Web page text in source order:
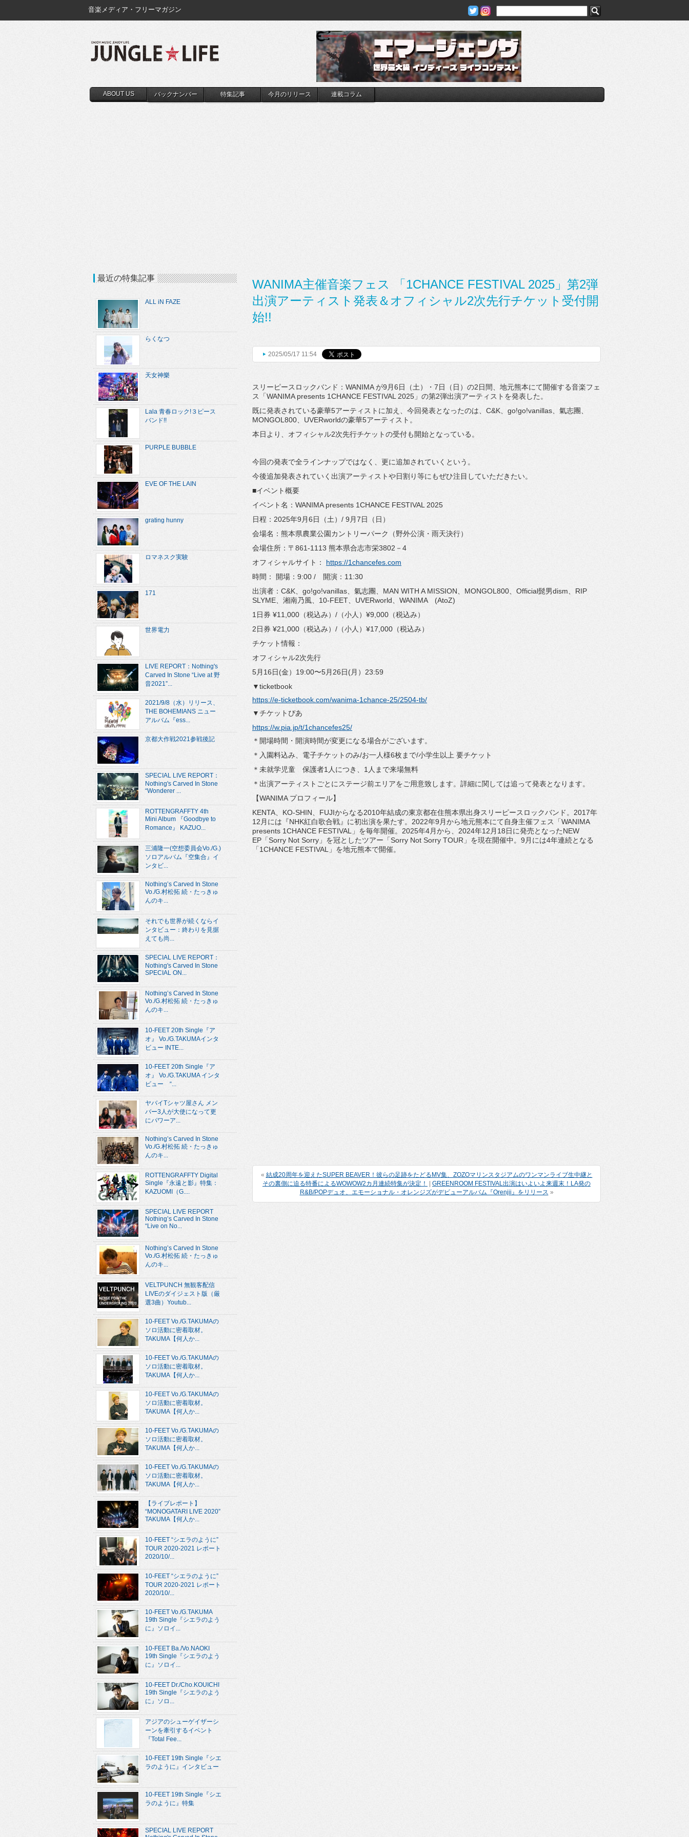
音楽メディア・フリーマガジン
ABOUT US バックナンバー 特集記事 今月のリリース 連載コラム
WANIMA主催音楽フェス 「1CHANCE FESTIVAL 2025」第2弾
出演アーティスト発表＆オフィシャル2次先行チケット受付開
始!!
2025/05/17 11:54
スリーピースロックバンド：WANIMA が9月6日（土）・7日（日）の2日間、地元熊本にて開催する音楽フェ
ス「WANIMA presents 1CHANCE FESTIVAL 2025」の第2弾出演アーティストを発表した。
既に発表されている豪華5アーティストに加え、今回発表となったのは、C&K、go!go!vanillas、氣志團、
MONGOL800、UVERworldの豪華5アーティスト。
本日より、オフィシャル2次先行チケットの受付も開始となっている。
今回の発表で全ラインナップではなく、更に追加されていくという。
今後追加発表されていく出演アーティストや日割り等にもぜひ注目していただきたい。
■イベント概要
イベント名：WANIMA presents 1CHANCE FESTIVAL 2025
日程：2025年9月6日（土）/ 9月7日（日）
会場名：熊本県農業公園カントリーパーク（野外公演・雨天決行）
会場住所：〒861-1113 熊本県合志市栄3802－4
オフィシャルサイト：
https://1chancefes.com
時間： 開場：9:00 / 開演：11:30
出演者： C&K、go!go!vanillas 氣志團、 MAN WITH A MISSION、 MONGOL800、 Official髭男dism、RIP
SLYME、湘南乃風、10-FEET、 UVERworld 、WANIMA (AtoZ)
1日券 ¥11,000（税込み）/（小人）¥9,000（税込み）
2日券 ¥21,000（税込み）/（小人）¥17,000（税込み）
チケット情報：
オフィシャル2次先行
5月16日(金）19:00〜5月26日(月）23:59
▼ticketbook
https://e-ticketbook.com/wanima-1chance-25/2504-tb/
▼チケットぴあ
https://w.pia.jp/t/1chancefes25/
＊開場時間・開演時間が変更になる場合がございます。
＊入園料込み、電子チケットのみ/お一人様6枚まで/小学生以上 要チケット
＊未就学児童 保護者1人につき、1人まで来場無料
＊出演アーティストごとにステージ前エリアをご用意致します。詳細に関しては追って発表となります。
【WANIMA プロフィール】
KENTA、KO-SHIN、FUJIからなる2010年結成の東京都在住熊本県出身スリーピースロックバンド。2017年
12月には『NHK紅白歌合戦』に初出演を果たす。2022年9月から地元熊本にて自身主催フェス「WANIMA
presents 1CHANCE FESTIVAL」を毎年開催。2025年4月から、2024年12月18日に発売となったNEW
EP「Sorry Not Sorry」を冠としたツアー「Sorry Not Sorry TOUR」を現在開催中。9月には4年連続となる
「1CHANCE FESTIVAL」を地元熊本で開催。
« 結成20周年を迎えたSUPER BEAVER！彼らの足跡をたどるMV集、ZOZOマリンスタジアムのワンマンライブ生中継と
その裏側に迫る特番によるWOWOW2カ月連続特集が決定！
GREENROOM FESTIVAL出演はいよいよ来週末！LA発の
R&B/POPデュオ、エモーショナル・オレンジズがデビューアルバム『Orenjii』をリリース »
最近の特集記事
ALL iN FAZE
らくなつ
天女神樂
Lala 青春ロック!３ピース
バンド!!
PURPLE BUBBLE
EVE OF THE LAIN
grating hunny
ロマネスク実験
171
世界電力
LIVE REPORT：Nothing's
Carved In Stone “Live at 野
音2021”...
2021/9/8（水）リリース、
THE BOHEMIANS ニュー
アルバム『ess...
京都大作戦2021参戦後記
SPECIAL LIVE REPORT：
Nothing's Carved In Stone
“Wonderer ...
ROTTENGRAFFTY 4th
Mini Album 『Goodbye to
Romance』 KAZUO...
三浦隆一(空想委員会Vo./G.)
ソロアルバム『空集合』イ
ンタビ...
Nothing’s Carved In Stone
Vo./G.村松拓 続・たっきゅ
んのキ...
それでも世界が続くならイ
ンタビュー：終わりを見据
えても尚...
SPECIAL LIVE REPORT：
Nothing's Carved In Stone
SPECIAL ON...
Nothing’s Carved In Stone
Vo./G.村松拓 続・たっきゅ
んのキ...
10-FEET 20th Single『ア
オ』 Vo./G.TAKUMAインタ
ビュー INTE...
10-FEET 20th Single『ア
オ』 Vo./G.TAKUMA インタ
ビュー “...
ヤバイTシャツ屋さん メン
バー3人が大使になって更
にパワーア...
Nothing’s Carved In Stone
Vo./G.村松拓 続・たっきゅ
んのキ...
ROTTENGRAFFTY Digital
Single『永遠と影』特集：
KAZUOMI（G....
SPECIAL LIVE REPORT
Nothing’s Carved In Stone
“Live on No...
Nothing’s Carved In Stone
Vo./G.村松拓 続・たっきゅ
んのキ...
VELTPUNCH 無観客配信
LIVEのダイジェスト版（厳
選3曲）Youtub...
10-FEET Vo./G.TAKUMAの
ソロ活動に密着取材。
TAKUMA【何人か...
10-FEET Vo./G.TAKUMAの
ソロ活動に密着取材。
TAKUMA【何人か...
10-FEET Vo./G.TAKUMAの
ソロ活動に密着取材。
TAKUMA【何人か...
10-FEET Vo./G.TAKUMAの
ソロ活動に密着取材。
TAKUMA【何人か...
10-FEET Vo./G.TAKUMAの
ソロ活動に密着取材。
TAKUMA【何人か...
【ライブレポート】
“MONOGATARI LIVE 2020”
TAKUMA【何人か...
10-FEET “シエラのように”
TOUR 2020-2021 レポート
2020/10/...
10-FEET “シエラのように”
TOUR 2020-2021 レポート
2020/10/...
10-FEET Vo./G.TAKUMA
19th Single『シエラのよう
に』ソロイ...
10-FEET Ba./Vo.NAOKI
19th Single『シエラのよう
に』ソロイ...
10-FEET Dr./Cho.KOUICHI
19th Single『シエラのよう
に』ソロ...
アジアのシューゲイザーシ
ーンを牽引するイベント
『Total Fee...
10-FEET 19th Single『シエ
ラのように』インタビュー
10-FEET 19th Single『シエ
ラのように』特集
SPECIAL LIVE REPORT